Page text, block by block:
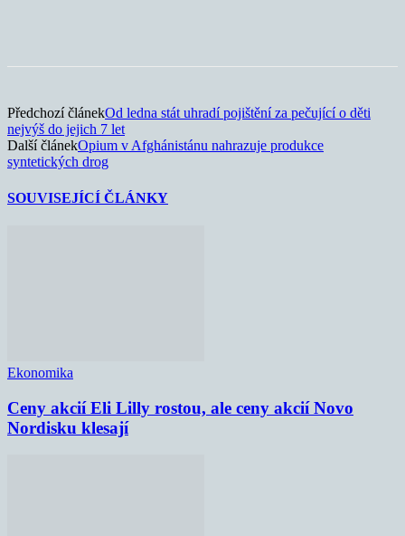
Předchozí článekOd ledna stát uhradí pojištění za pečující o děti
nejvýš do jejich 7 let
Další článekOpium v Afghánistánu nahrazuje produkce
syntetických drog
SOUVISEJÍCÍ ČLÁNKY
Ekonomika
Ceny akcií Eli Lilly rostou, ale ceny akcií Novo
Nordisku klesají